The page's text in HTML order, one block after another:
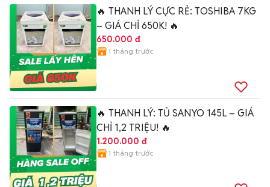
🔥 THANH LÝ CỰC RẺ: TOSHIBA 7KG
– GIÁ CHỈ 650K! 🔥
650.000 đ
1 tháng trước
🔥 THANH LÝ: TỦ SANYO 145L – GIÁ
CHỈ 1,2 TRIỆU! 🔥
1.200.000 đ
1 tháng trước